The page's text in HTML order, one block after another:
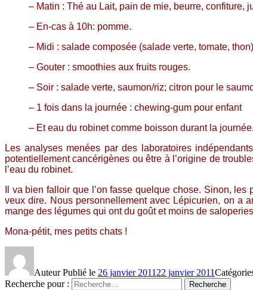
– Matin : Thé au Lait, pain de mie, beurre, confiture,
– En-cas à 10h: pomme.
– Midi : salade composée (salade verte, tomate,
– Gouter : smoothies aux fruits rouges.
– Soir : salade verte, saumon/riz; citron pour le
– 1 fois dans la journée : chewing-gum pour enfant
– Et eau du robinet comme boisson durant la journée.
Les analyses menées par des laboratoires
potentiellement cancérigènes ou être à l’origine de
l’eau du robinet.
Il va bien falloir que l’on fasse quelque chose. Sinon,
veux dire. Nous personnellement avec Lépicurien, on a
mange des légumes qui ont du goût et moins de
Mona-pétit, mes petits chats !
AuteurPublié le 26 janvier 2011 22 janvier 2011
Recherche pour :
Recherche